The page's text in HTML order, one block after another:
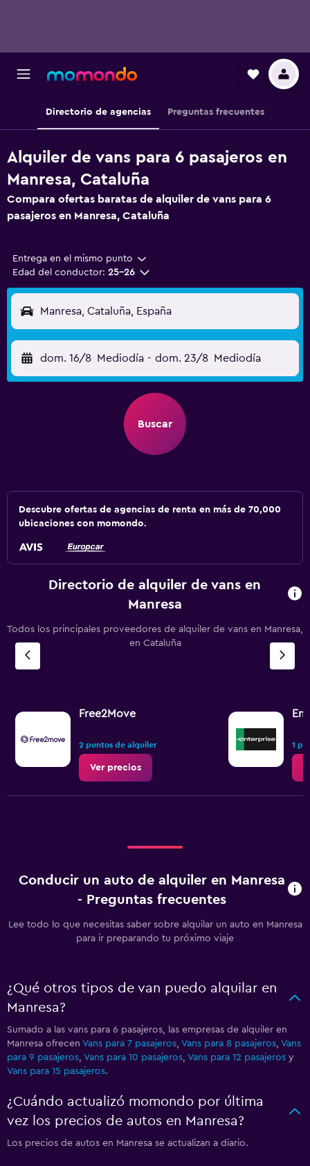
Directorio de agencias Preguntas frecuentes
Alquiler de vans para 6 pasajeros en
Manresa, Cataluña
Compara ofertas baratas de alquiler de vans para 6
pasajeros en Manresa, Cataluña
Entrega en el mismo punto
Edad del conductor: 25-26
Manresa, Cataluña, España
dom. 16/8 Mediodía - dom. 23/8 Mediodía
Buscar
Descubre ofertas de agencias de renta en más de 70,000
ubicaciones con momondo.
Directorio de alquiler de vans en
Manresa
Todos los principales proveedores de alquiler de vans en Manresa,
en Cataluña
Free2Move
2 puntos de alquiler
Ver precios
1
Conducir un auto de alquiler en Manresa
- Preguntas frecuentes
Lee todo lo que necesitas saber sobre alquilar un auto en Manresa
para ir preparando tu próximo viaje
¿Qué otros tipos de van puedo alquilar en
Manresa?
Sumado a las vans para 6 pasajeros, las empresas de alquiler en
Manresa ofrecen Vans para 7 pasajeros, Vans para 8 pasajeros, Vans
para 9 pasajeros, Vans para 10 pasajeros, Vans para 12 pasajeros y
Vans para 15 pasajeros.
¿Cuándo actualizó momondo por última
vez los precios de autos en Manresa?
Los precios de autos en Manresa se actualizan a diario.